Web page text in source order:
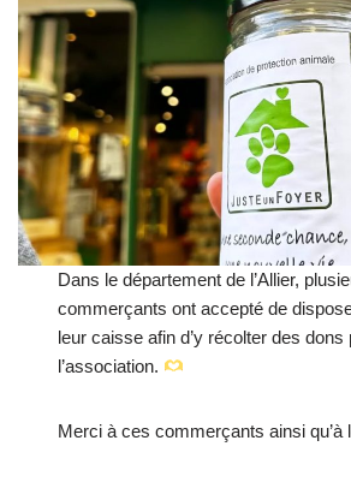
Dans le département de l’Allier,
commerçants ont accepté de
leur caisse afin d’y récolter des dons
l’association.
Merci à ces commerçants ainsi qu’à